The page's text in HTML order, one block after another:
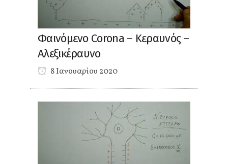
Φαινόμενο Corona – Κεραυνός –
Αλεξικέραυνο
8 Ιανουαρίου 2020